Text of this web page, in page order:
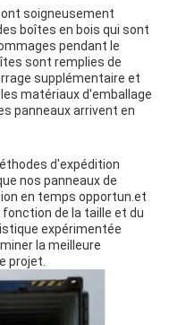
soigneusement
boîtes en bois qui sont
pendant le
sont remplies de
supplémentaire et
matériaux d'emballage
panneaux arrivent en
d'expédition
nos panneaux de
en temps opportun.et
de la taille et du
expérimentée
la meilleure
projet.